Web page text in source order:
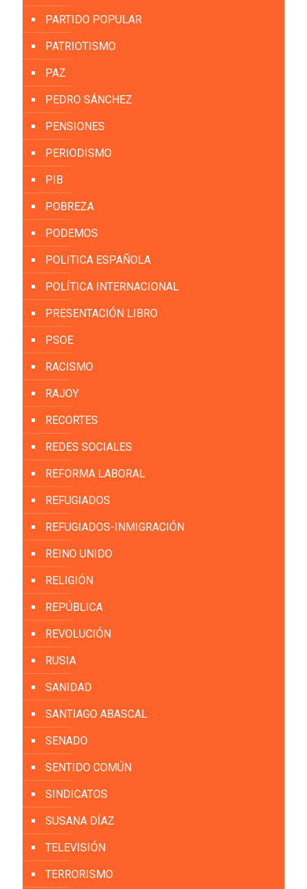
PARTIDO POPULAR
PATRIOTISMO
PAZ
PEDRO SÁNCHEZ
PENSIONES
PERIODISMO
PIB
POBREZA
PODEMOS
POLITICA ESPAÑOLA
POLÍTICA INTERNACIONAL
PRESENTACIÓN LIBRO
PSOE
RACISMO
RAJOY
RECORTES
REDES SOCIALES
REFORMA LABORAL
REFUGIADOS
REFUGIADOS-INMIGRACIÓN
REINO UNIDO
RELIGIÓN
REPÚBLICA
REVOLUCIÓN
RUSIA
SANIDAD
SANTIAGO ABASCAL
SENADO
SENTIDO COMÚN
SINDICATOS
SUSANA DÍAZ
TELEVISIÓN
TERRORISMO